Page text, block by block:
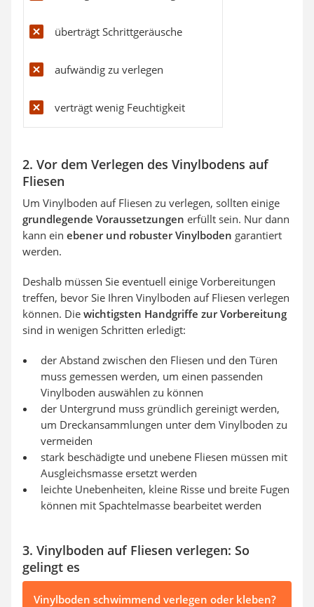
überträgt Schrittgeräusche
aufwändig zu verlegen
verträgt wenig Feuchtigkeit
2. Vor dem Verlegen des Vinylbodens auf
Fliesen
Um Vinylboden auf Fliesen zu verlegen, sollten einige
grundlegende Voraussetzungen erfüllt sein. Nur dann
kann ein ebener und robuster Vinylboden garantiert
werden.
Deshalb müssen Sie eventuell einige Vorbereitungen
treffen, bevor Sie Ihren Vinylboden auf Fliesen verlegen
können. Die wichtigsten Handgriffe zur Vorbereitung
sind in wenigen Schritten erledigt:
der Abstand zwischen den Fliesen und den Türen
muss gemessen werden, um einen passenden
Vinylboden auswählen zu können
der Untergrund muss gründlich gereinigt werden,
um Dreckansammlungen unter dem Vinylboden zu
vermeiden
stark beschädigte und unebene Fliesen müssen mit
Ausgleichsmasse ersetzt werden
leichte Unebenheiten, kleine Risse und breite Fugen
können mit Spachtelmasse bearbeitet werden
3. Vinylboden auf Fliesen verlegen: So
gelingt es
Vinylboden schwimmend verlegen oder kleben?